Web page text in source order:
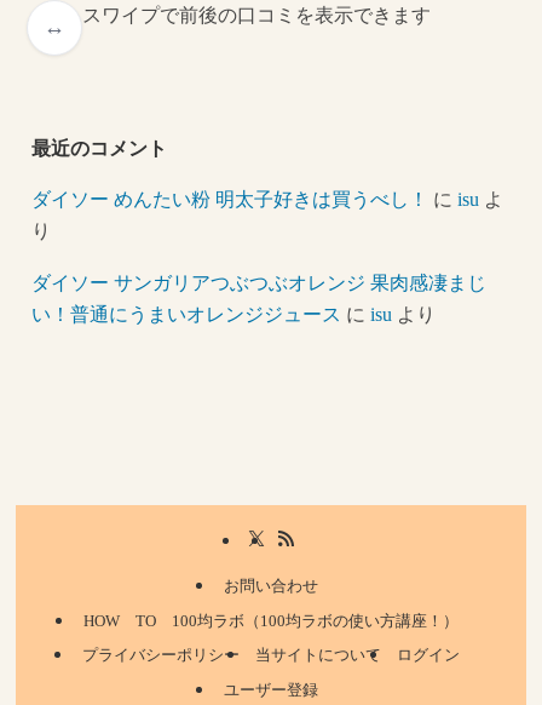
スワイプで前後の口コミを表示できます
最近のコメント
ダイソー めんたい粉 明太子好きは買うべし！ にisu よ
り
ダイソー サンガリアつぶつぶオレンジ 果肉感凄まじ
い！普通にうまいオレンジジュース にisu より
お問い合わせ
HOW TO 100均ラボ（100均ラボの使い方講座！）
プライバシーポリシー
当サイトについて
ログイン
ユーザー登録